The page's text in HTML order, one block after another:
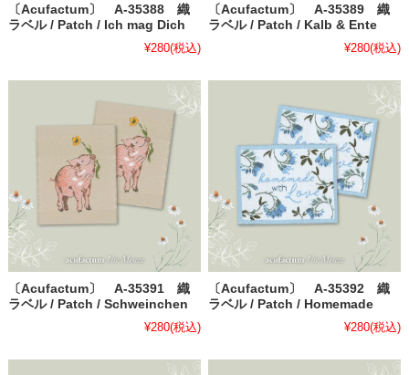
〔Acufactum〕 A-35388 織
ラベル / Patch / Ich mag Dich
¥280(税込)
〔Acufactum〕 A-35389 織
ラベル / Patch / Kalb & Ente
¥280(税込)
〔Acufactum〕 A-35391 織
ラベル / Patch / Schweinchen
¥280(税込)
〔Acufactum〕 A-35392 織
ラベル / Patch / Homemade
¥280(税込)